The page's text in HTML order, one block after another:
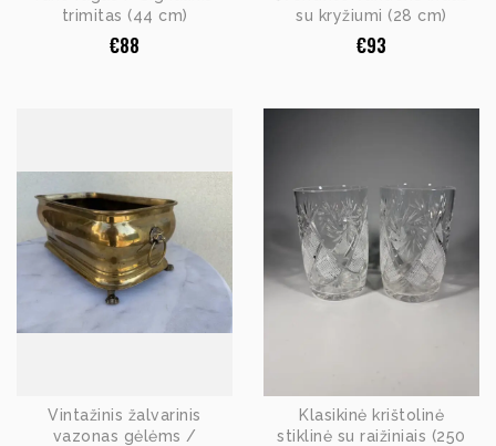
trimitas (44 cm)
€88
su kryžiumi (28 cm)
€93
Vintažinis žalvarinis
vazonas gėlėms /
Klasikinė krištolinė
stiklinė su raižiniais (250